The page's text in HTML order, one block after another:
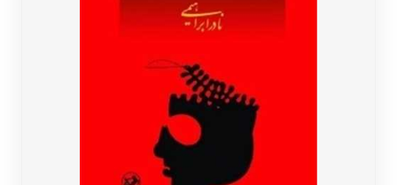
ادبیات آلمان
ادبیات آسیا
سایر کشورهای اروپا
داستان کوتاه